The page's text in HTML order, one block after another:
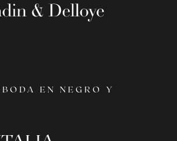
EN NEGRO Y